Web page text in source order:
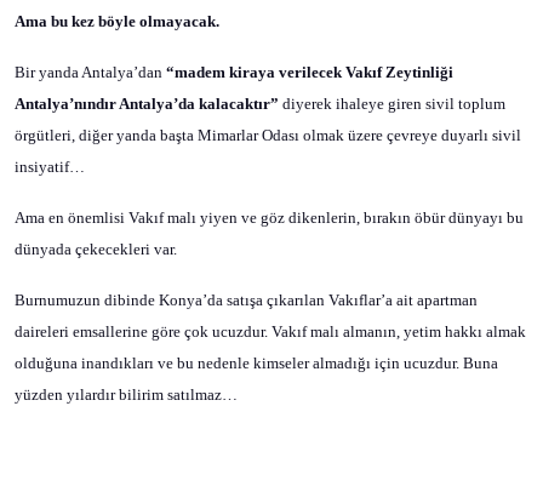
Ama bu kez böyle olmayacak.
Bir yanda Antalya’dan “madem kiraya verilecek Vakıf Zeytinliği
Antalya’nındır Antalya’da kalacaktır” diyerek ihaleye giren sivil toplum
örgütleri, diğer yanda başta Mimarlar Odası olmak üzere çevreye duyarlı sivil
insiyatif…
Ama en önemlisi Vakıf malı yiyen ve göz dikenlerin, bırakın öbür dünyayı bu
dünyada çekecekleri var.
Burnumuzun dibinde Konya’da satışa çıkarılan Vakıflar’a ait apartman
daireleri emsallerine göre çok ucuzdur. Vakıf malı almanın, yetim hakkı almak
olduğuna inandıkları ve bu nedenle kimseler almadığı için ucuzdur. Buna
yüzden yılardır bilirim satılmaz…